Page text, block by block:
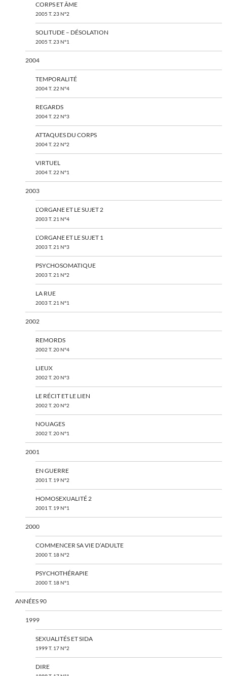
CORPS ET ÂME
2005 T. 23 N°2
SOLITUDE – DÉSOLATION
2005 T. 23 N°1
2004
TEMPORALITÉ
2004 T. 22 N°4
REGARDS
2004 T. 22 N°3
ATTAQUES DU CORPS
2004 T. 22 N°2
VIRTUEL
2004 T. 22 N°1
2003
L’ORGANE ET LE SUJET 2
2003 T. 21 N°4
L’ORGANE ET LE SUJET 1
2003 T. 21 N°3
PSYCHOSOMATIQUE
2003 T. 21 N°2
LA RUE
2003 T. 21 N°1
2002
REMORDS
2002 T. 20 N°4
LIEUX
2002 T. 20 N°3
LE RÉCIT ET LE LIEN
2002 T. 20 N°2
NOUAGES
2002 T. 20 N°1
2001
EN GUERRE
2001 T. 19 N°2
HOMOSEXUALITÉ 2
2001 T. 19 N°1
2000
COMMENCER SA VIE D’ADULTE
2000 T. 18 N°2
PSYCHOTHÉRAPIE
2000 T. 18 N°1
ANNÉES 90
1999
SEXUALITÉS ET SIDA
1999 T. 17 N°2
DIRE